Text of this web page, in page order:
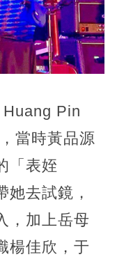
Pin
當時黃品源
「表姪
她去試鏡，
，加上岳母
楊佳欣，于